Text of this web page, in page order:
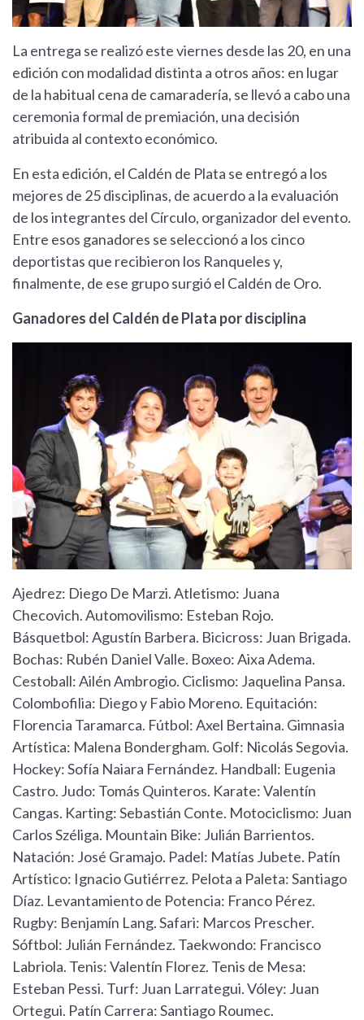
La entrega se realizó este viernes desde las 20, en una
edición con modalidad distinta a otros años: en lugar
de la habitual cena de camaradería, se llevó a cabo una
ceremonia formal de premiación, una decisión
atribuida al contexto económico.
En esta edición, el Caldén de Plata se entregó a los
mejores de 25 disciplinas, de acuerdo a la evaluación
de los integrantes del Círculo, organizador del evento.
Entre esos ganadores se seleccionó a los cinco
deportistas que recibieron los Ranqueles y,
finalmente, de ese grupo surgió el Caldén de Oro.
Ganadores del Caldén de Plata por disciplina
Ajedrez: Diego De Marzi. Atletismo: Juana
Checovich. Automovilismo: Esteban Rojo.
Básquetbol: Agustín Barbera. Bicicross: Juan Brigada.
Bochas: Rubén Daniel Valle. Boxeo: Aixa Adema.
Cestoball: Ailén Ambrogio. Ciclismo: Jaquelina Pansa.
Colombofilia: Diego y Fabio Moreno. Equitación:
Florencia Taramarca. Fútbol: Axel Bertaina. Gimnasia
Artística: Malena Bondergham. Golf: Nicolás Segovia.
Hockey: Sofía Naiara Fernández. Handball: Eugenia
Castro. Judo: Tomás Quinteros. Karate: Valentín
Cangas. Karting: Sebastián Conte. Motociclismo: Juan
Carlos Széliga. Mountain Bike: Julián Barrientos.
Natación: José Gramajo. Padel: Matías Jubete. Patín
Artístico: Ignacio Gutiérrez. Pelota a Paleta: Santiago
Díaz. Levantamiento de Potencia: Franco Pérez.
Rugby: Benjamín Lang. Safari: Marcos Prescher.
Sóftbol: Julián Fernández. Taekwondo: Francisco
Labriola. Tenis: Valentín Florez. Tenis de Mesa:
Esteban Pessi. Turf: Juan Larrategui. Vóley: Juan
Ortegui. Patín Carrera: Santiago Roumec.